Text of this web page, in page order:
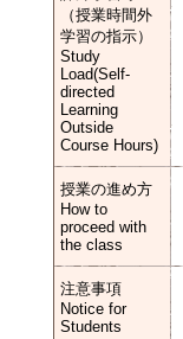
（授業時間外
学習の指示）
Study
Load(Self-
directed
Learning
Outside
Course Hours)
授業の進め方
How to
proceed with
the class
注意事項
Notice for
Students